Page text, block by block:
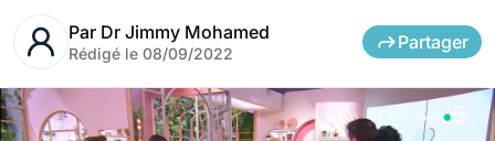
Par Dr Jimmy Mohamed
Rédigé le 08/09/2022
Partager